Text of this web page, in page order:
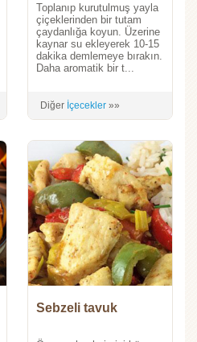
Toplanıp kurutulmuş yayla
çiçeklerinden bir tutam
çaydanlığa koyun. Üzerine
kaynar su ekleyerek 10-15
dakika demlemeye bırakın.
Daha aromatik bir t...
Diğer İçecekler»»
Sebzeli tavuk